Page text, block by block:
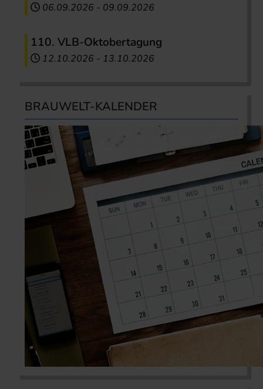
06.09.2026 - 09.09.2026
110. VLB-Oktobertagung
12.10.2026 - 13.10.2026
BRAUWELT-KALENDER